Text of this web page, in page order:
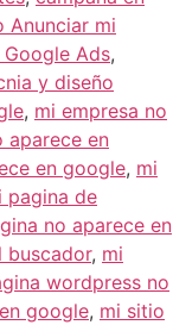
Anunciar mi
Google Ads,
y diseño
, mi empresa no
aparece en
en google, mi
pagina de
no aparece en
buscador, mi
wordpress no
google, mi sitio